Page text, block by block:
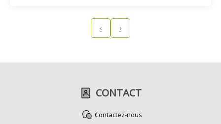
‹ ›
CONTACT
Contactez-nous